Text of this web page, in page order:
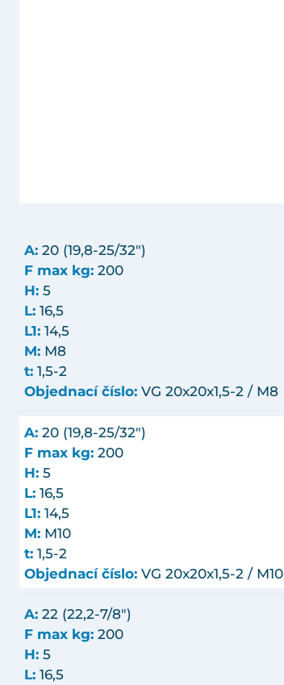
A: 20 (19,8-25/32")
F max kg: 200
H: 5
L: 16,5
L1: 14,5
M: M8
t: 1,5-2
Objednací číslo: VG 20x20x1,5-2 / M8
A: 20 (19,8-25/32")
F max kg: 200
H: 5
L: 16,5
L1: 14,5
M: M10
t: 1,5-2
Objednací číslo: VG 20x20x1,5-2 / M10
A: 22 (22,2-7/8")
F max kg: 200
H: 5
L: 16,5